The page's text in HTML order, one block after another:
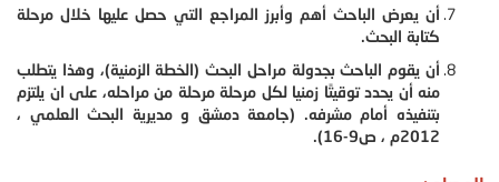
أن يعرض الباحث أهم وأبرز المراجع التي حصل عليها خلال مرحلة
كتابة البحث.
أن يقوم الباحث بجدولة مراحل البحث (الخطة الزمنية)، وهذا يتطلب
منه أن يحدد توقيتًا زمنيا لكل مرحلة مرحلة من مراحله، على ان يلتزم
بتنفيذه أمام مشرفه. (جامعة دمشق و مديرية البحث العلمي ،
2012م ، ص9-16).